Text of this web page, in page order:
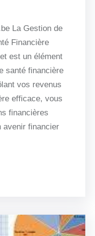
La Gestion de
Financière
est un élément
santé financière
vos revenus
efficace, vous
financières
avenir financier